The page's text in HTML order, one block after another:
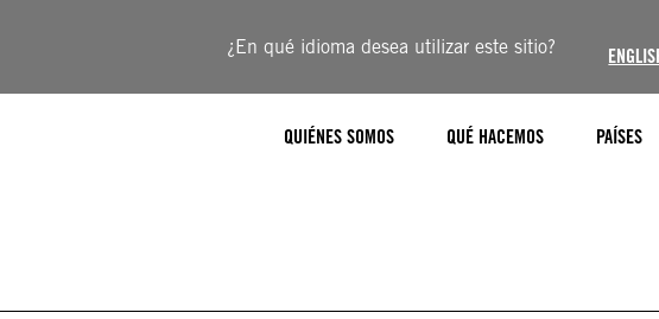
¿En qué idioma desea utilizar este sitio?
QUIÉNES SOMOS QUÉ HACEMOS PAÍSES